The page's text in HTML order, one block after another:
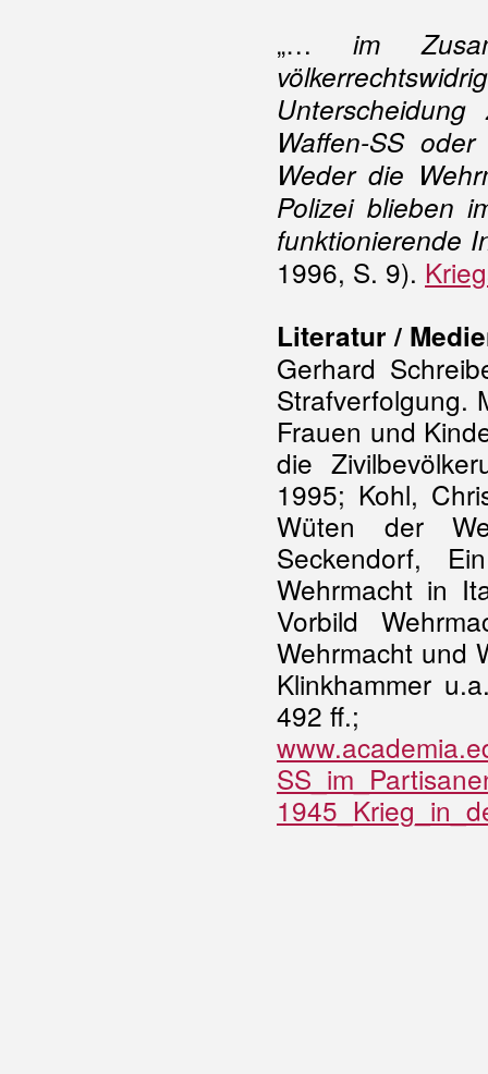
„… im
Waffen-SS
Weder die
Polizei blieben
funktionierende
1996, S. 9).
Literatur /
Gerhard
Strafverfolgung.
Frauen und
die
1995; Kohl,
Wüten der
Seckendorf,
Wehrmacht in
Vorbild
Wehrmacht und
Klinkhammer
492 ff.;